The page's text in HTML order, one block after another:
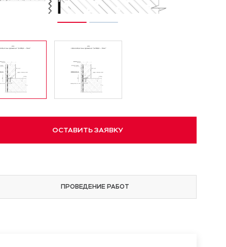
ОСТАВИТЬ ЗАЯВКУ
ПРОВЕДЕНИЕ РАБОТ